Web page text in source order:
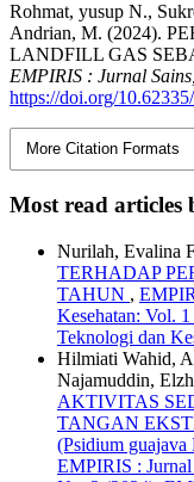
Rohmat, yusup N.,
Andrian, M. (2024).
LANDFILL GAS
EMPIRIS : Jurnal
https://doi.org/
More Citation Formats
Most read articles
Nurilah, Evalina
TERHADAP
TAHUN ,
Kesehatan: Vol.
Teknologi dan
Hilmiati Wahid,
Najamuddin,
AKTIVITAS
TANGAN
(Psidium
EMPIRIS : Jurnal